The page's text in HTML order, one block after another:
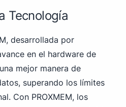
Tecnología
desarrollada por
en el hardware de
mejor manera de
superando los límites
Con PROXMEM, los